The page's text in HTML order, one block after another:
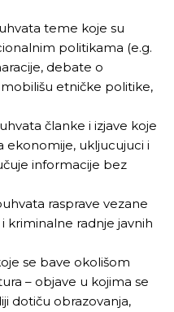
teme koje su
politikama (e.g.
debate o
etničke politike,
članke i izjave koje
ekonomije, ukljucujuci i
informacije bez
rasprave vezane
kriminalne radnje javnih
se bave okolišom
– objave u kojima se
dotiču obrazovanja,